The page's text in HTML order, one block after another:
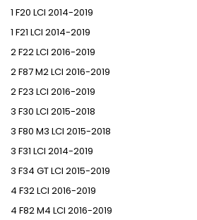
1 F20 LCI 2014-2019
1 F21 LCI 2014-2019
2 F22 LCI 2016-2019
2 F87 M2 LCI 2016-2019
2 F23 LCI 2016-2019
3 F30 LCI 2015-2018
3 F80 M3 LCI 2015-2018
3 F31 LCI 2014-2019
3 F34 GT LCI 2015-2019
4 F32 LCI 2016-2019
4 F82 M4 LCI 2016-2019